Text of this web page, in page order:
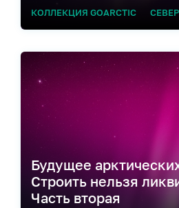
КОЛЛЕКЦИЯ GOARCTIC
Будущее
Строить нельзя
Часть вторая